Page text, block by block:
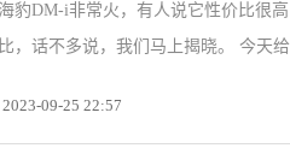
豹DM-i非常火，有人说它性价比很
，话不多说，我们马上揭晓。 今天
2023-09-25 22:57